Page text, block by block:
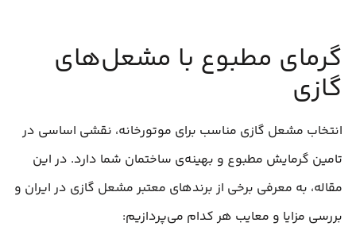
گرمای مطبوع با مشعل‌های
گازی
انتخاب مشعل گازی مناسب برای موتورخانه، نقشی اساسی در
تامین گرمایش مطبوع و بهینه‌ی ساختمان شما دارد. در این
مقاله، به معرفی برخی از برندهای معتبر مشعل گازی در ایران و
بررسی مزایا و معایب هر کدام می‌پردازیم: